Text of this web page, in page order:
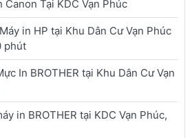
Tại KDC Vạn Phúc
in HP tại Khu Dân Cư Vạn Phúc
phút
In BROTHER tại Khu Dân Cư Vạn
in BROTHER tại KDC Vạn Phúc,